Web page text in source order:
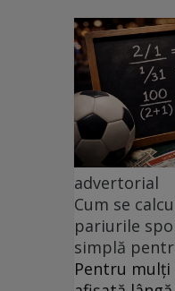
advertorial
Cum se
pariurile
simplă
Pentru